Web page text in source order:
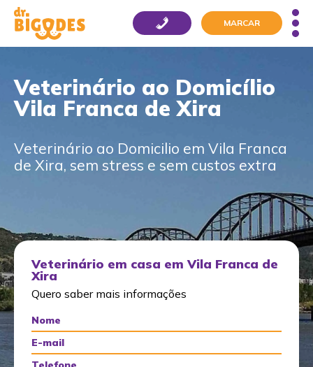
MARCAR
Veterinário ao Domicílio
Vila Franca de Xira
Veterinário ao Domicilio em Vila Franca
de Xira, sem stress e sem custos extra
Veterinário em casa em Vila Franca de
Xira
Quero saber mais informações